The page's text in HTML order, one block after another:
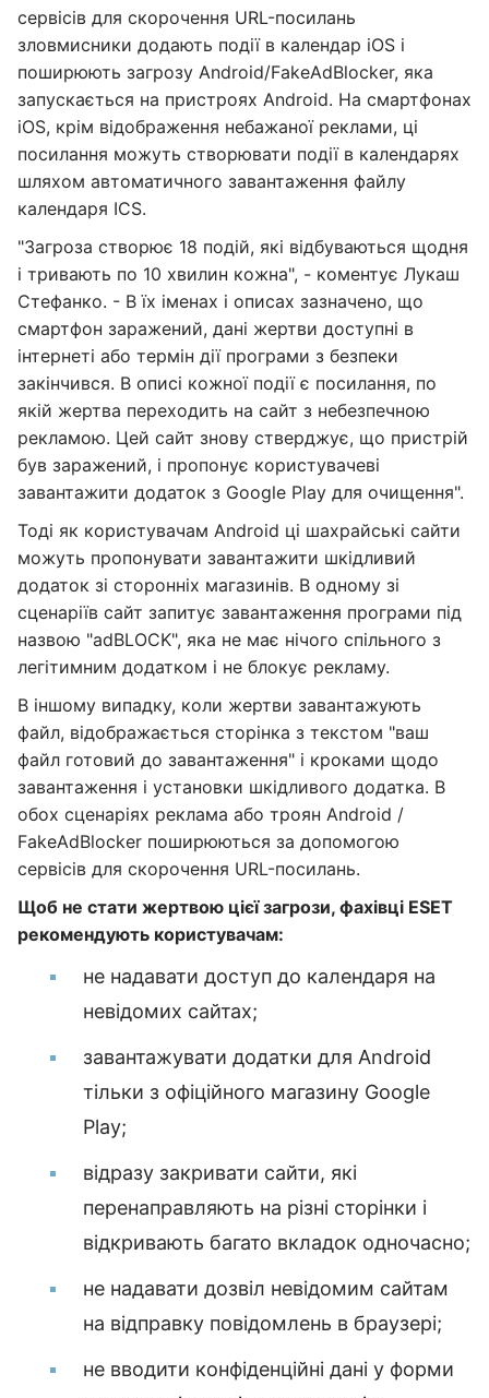
сервісів для скорочення URL-посилань
зловмисники додають події в календар iOS і
поширюють загрозу Android/FakeAdBlocker, яка
запускається на пристроях Android. На смартфонах
iOS, крім відображення небажаної реклами, ці
посилання можуть створювати події в календарях
шляхом автоматичного завантаження файлу
календаря ICS.
"Загроза створює 18 подій, які відбуваються щодня
і тривають по 10 хвилин кожна", - коментує Лукаш
Стефанко. - В їх іменах і описах зазначено, що
смартфон заражений, дані жертви доступні в
інтернеті або термін дії програми з безпеки
закінчився. В описі кожної події є посилання, по
якій жертва переходить на сайт з небезпечною
рекламою. Цей сайт знову стверджує, що пристрій
був заражений, і пропонує користувачеві
завантажити додаток з Google Play для очищення".
Тоді як користувачам Android ці шахрайські сайти
можуть пропонувати завантажити шкідливий
додаток зі сторонніх магазинів. В одному зі
сценаріїв сайт запитує завантаження програми під
назвою "adBLOCK", яка не має нічого спільного з
легітимним додатком і не блокує рекламу.
В іншому випадку, коли жертви завантажують
файл, відображається сторінка з текстом "ваш
файл готовий до завантаження" і кроками щодо
завантаження і установки шкідливого додатка. В
обох сценаріях реклама або троян Android /
FakeAdBlocker поширюються за допомогою
сервісів для скорочення URL-посилань.
Щоб не стати жертвою цієї загрози, фахівці ESET
рекомендують користувачам:
не надавати доступ до календаря на
невідомих сайтах;
завантажувати додатки для Android
тільки з офіційного магазину Google
Play;
відразу закривати сайти, які
перенаправляють на різні сторінки і
відкривають багато вкладок одночасно;
не надавати дозвіл невідомим сайтам
на відправку повідомлень в браузері;
не вводити конфіденційні дані у форми